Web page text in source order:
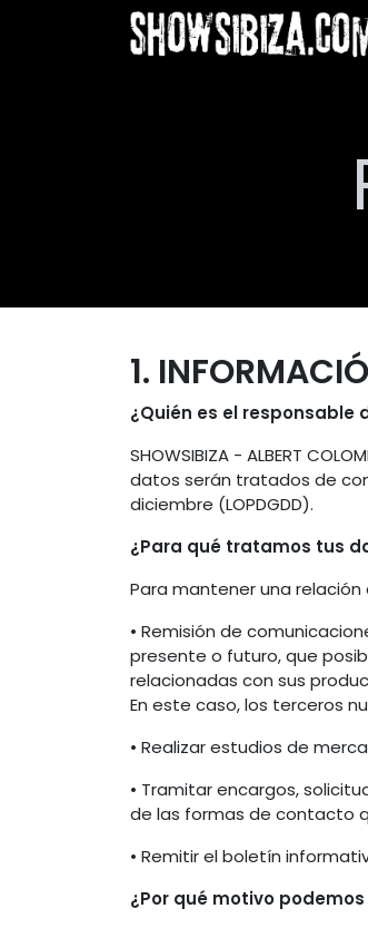
1.
¿Quién es el
SHOWSIBIZA - ALBERT
datos serán tratados de
diciembre (LOPDGDD).
¿Para qué tratamos tus
Para mantener una
• Remisión de
presente o futuro, que
relacionadas con sus
En este caso, los terceros
• Realizar estudios de
• Tramitar encargos,
de las formas de contacto
• Remitir el boletín
¿Por qué motivo